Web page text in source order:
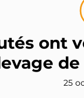
ont
25